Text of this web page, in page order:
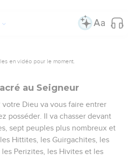
en vidéo pour le moment.
au Seigneur
votre Dieu va vous faire entrer
posséder. Il va chasser devant
sept peuples plus nombreux et
Hittites, les Guirgachites, les
Perizites, les Hivites et les